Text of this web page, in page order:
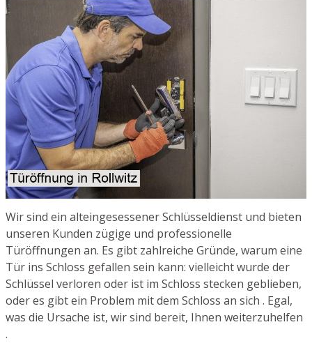
Wir sind ein alteingesessener Schlüsseldienst und bieten
unseren Kunden zügige und professionelle
Türöffnungen an. Es gibt zahlreiche Gründe, warum eine
Tür ins Schloss gefallen sein kann: vielleicht wurde der
Schlüssel verloren oder ist im Schloss stecken geblieben,
oder es gibt ein Problem mit dem Schloss an sich . Egal,
was die Ursache ist, wir sind bereit, Ihnen weiterzuhelfen
.